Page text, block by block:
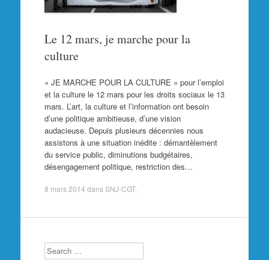
Le 12 mars, je marche pour la
culture
« JE MARCHE POUR LA CULTURE » pour l’emploi
et la culture le 12 mars pour les droits sociaux le 13
mars. L’art, la culture et l’information ont besoin
d’une politique ambitieuse, d’une vision
audacieuse. Depuis plusieurs décennies nous
assistons à une situation inédite : démantèlement
du service public, diminutions budgétaires,
désengagement politique, restriction des…
8 mars 2014 dansSNJ-CGT.
Search